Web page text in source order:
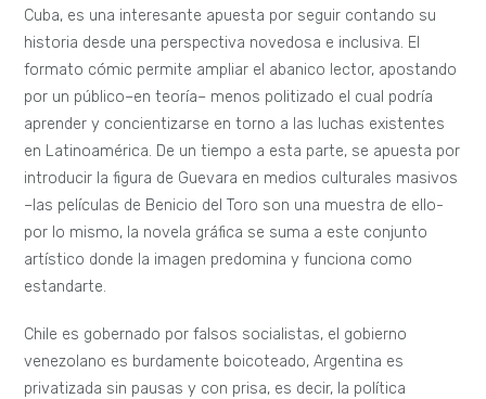
Cuba, es una interesante apuesta por seguir contando su
historia desde una perspectiva novedosa e inclusiva. El
formato cómic permite ampliar el abanico lector, apostando
por un público–en teoría– menos politizado el cual podría
aprender y concientizarse en torno a las luchas existentes
en Latinoamérica. De un tiempo a esta parte, se apuesta por
introducir la figura de Guevara en medios culturales masivos
–las películas de Benicio del Toro son una muestra de ello-
por lo mismo, la novela gráfica se suma a este conjunto
artístico donde la imagen predomina y funciona como
estandarte.
Chile es gobernado por falsos socialistas, el gobierno
venezolano es burdamente boicoteado, Argentina es
privatizada sin pausas y con prisa, es decir, la política